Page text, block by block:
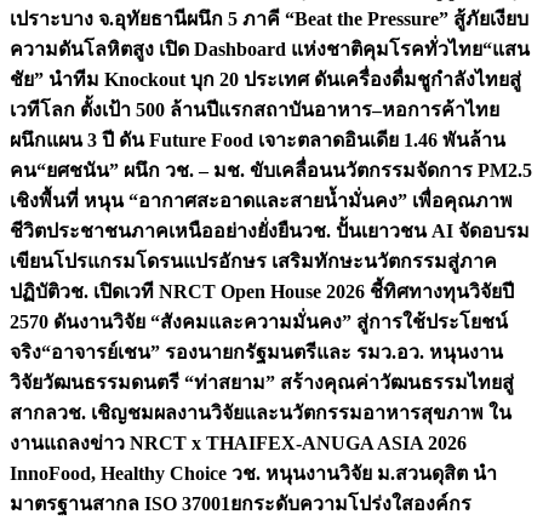
เปราะบาง จ.อุทัยธานีผนึก 5 ภาคี “Beat the Pressure” สู้ภัยเงียบ
ความดันโลหิตสูง เปิด Dashboard แห่งชาติคุมโรคทั่วไทย“แสน
ชัย” นำทีม Knockout บุก 20 ประเทศ ดันเครื่องดื่มชูกำลังไทยสู่
เวทีโลก ตั้งเป้า 500 ล้านปีแรกสถาบันอาหาร–หอการค้าไทย
ผนึกแผน 3 ปี ดัน Future Food เจาะตลาดอินเดีย 1.46 พันล้าน
คน“ยศชนัน” ผนึก วช. – มช. ขับเคลื่อนนวัตกรรมจัดการ PM2.5
เชิงพื้นที่ หนุน “อากาศสะอาดและสายน้ำมั่นคง” เพื่อคุณภาพ
ชีวิตประชาชนภาคเหนืออย่างยั่งยืนวช. ปั้นเยาวชน AI จัดอบรม
เขียนโปรแกรมโดรนแปรอักษร เสริมทักษะนวัตกรรมสู่ภาค
ปฏิบัติวช. เปิดเวที NRCT Open House 2026 ชี้ทิศทางทุนวิจัยปี
2570 ดันงานวิจัย “สังคมและความมั่นคง” สู่การใช้ประโยชน์
จริง“อาจารย์เชน” รองนายกรัฐมนตรีและ รมว.อว. หนุนงาน
วิจัยวัฒนธรรมดนตรี “ท่าสยาม” สร้างคุณค่าวัฒนธรรมไทยสู่
สากลวช. เชิญชมผลงานวิจัยและนวัตกรรมอาหารสุขภาพ ใน
งานแถลงข่าว NRCT x THAIFEX-ANUGA ASIA 2026
InnoFood, Healthy Choice วช. หนุนงานวิจัย ม.สวนดุสิต นำ
มาตรฐานสากล ISO 37001ยกระดับความโปร่งใสองค์กร